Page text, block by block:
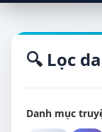
🔍 Lọc
Danh mục